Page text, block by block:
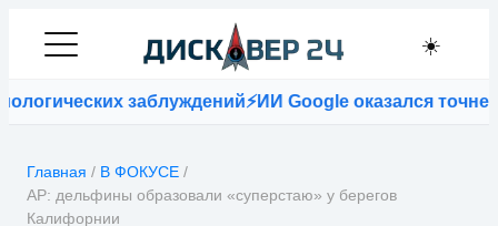
☀️
заблуждений⚡ИИ Google оказался точнее
Главная / В ФОКУСЕ /
АР: дельфины образовали «суперстаю» у берегов
Калифорнии